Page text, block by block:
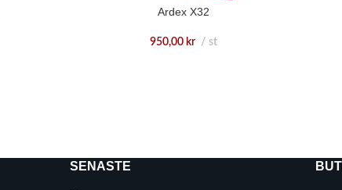
Ardex X32
950,00 kr st
SENASTE